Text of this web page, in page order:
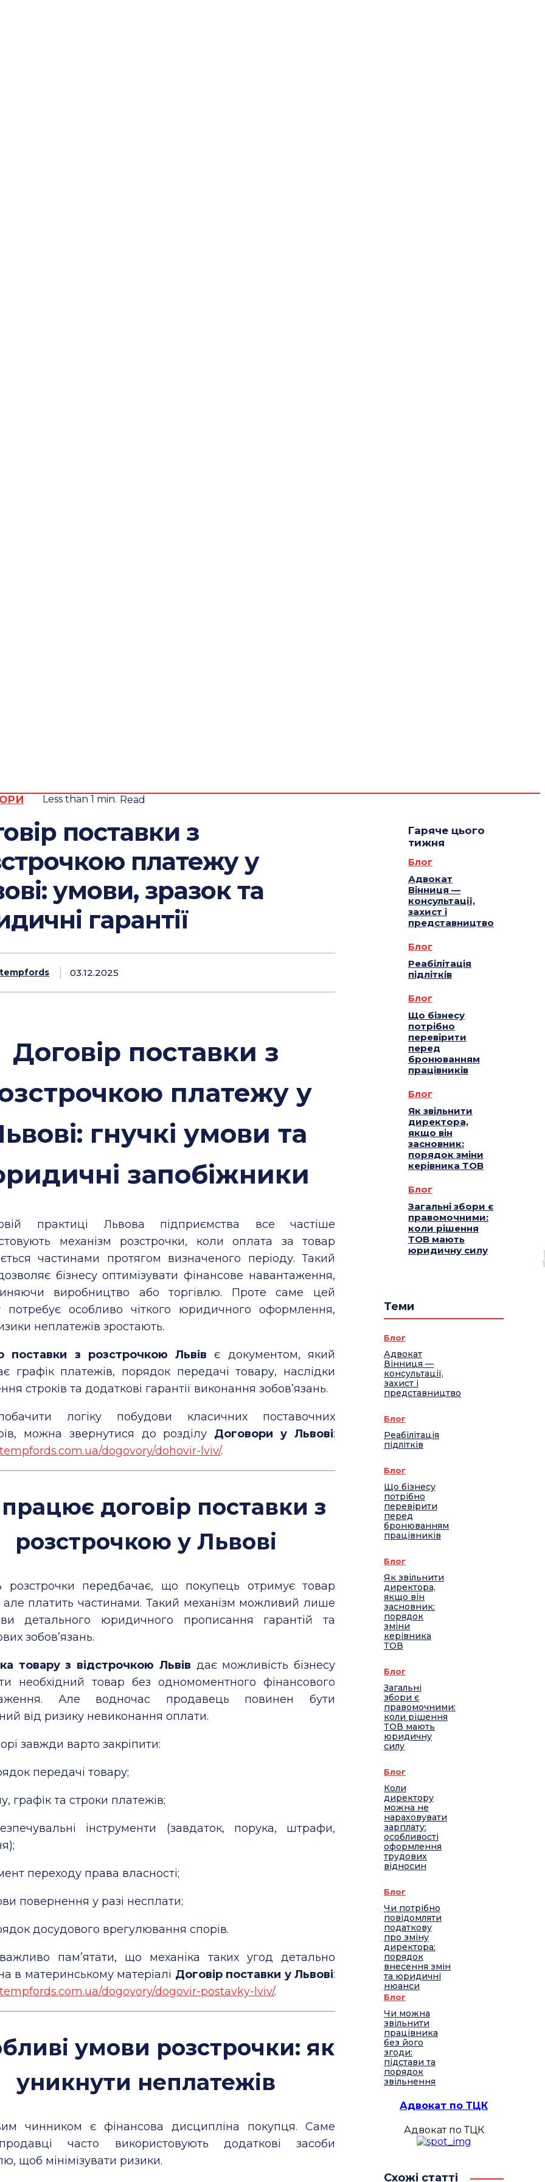
Less than 1 min. Read
поставки з
платежу у
умови, зразок та
гарантії
03.12.2025
Договір поставки з
платежу у
гнучкі умови та
запобіжники
практиці Львова підприємства все частіше
механізм розстрочки, коли оплата за товар
частинами протягом визначеного періоду. Такий
бізнесу оптимізувати фінансове навантаження,
виробництво або торгівлю. Проте саме цей
потребує особливо чіткого юридичного оформлення,
неплатежів зростають.
поставки з розстрочкою Львів є документом, який
графік платежів, порядок передачі товару, наслідки
строків та додаткові гарантії виконання зобов’язань.
логіку побудови класичних поставочних
можна звернутися до розділу Договори у Львові:
dogovory/dohovir-lviv/.
договір поставки з
розстрочкою у Львові
розстрочки передбачає, що покупець отримує товар
але платить частинами. Такий механізм можливий лише
детального юридичного прописання гарантій та
зобов’язань.
товару з відстрочкою Львів дає можливість бізнесу
необхідний товар без одномоментного фінансового
Але водночас продавець повинен бути
від ризику невиконання оплати.
завжди варто закріпити:
передачі товару;
графік та строки платежів;
інструменти (завдаток, порука, штрафи,
переходу права власності;
повернення у разі несплати;
досудового врегулювання спорів.
пам’ятати, що механіка таких угод детально
в материнському матеріалі Договір поставки у Львові:
dogovory/dogovir-postavky-lviv/.
умови розстрочки: як
уникнути неплатежів
чинником є фінансова дисципліна покупця. Саме
часто використовують додаткові засоби
щоб мінімізувати ризики.
Гаряче цього
тижня
Блог
Адвокат
Вінниця —
консультації,
захист і
представництво
Блог
Реабілітація
підлітків
Блог
Що бізнесу
потрібно
перевірити
перед
бронюванням
працівників
Блог
Як звільнити
директора,
якщо він
засновник:
порядок зміни
керівника ТОВ
Блог
Загальні збори є
правомочними:
коли рішення
ТОВ мають
юридичну силу
Теми
Блог
Адвокат
Вінниця —
консультації,
захист і
представництво
Блог
Реабілітація
підлітків
Блог
Що бізнесу
потрібно
перевірити
перед
бронюванням
працівників
Блог
Як звільнити
директора,
якщо він
засновник:
порядок
зміни
керівника
ТОВ
Блог
Загальні
збори є
правомочними:
коли рішення
ТОВ мають
юридичну
силу
Блог
Коли
директору
можна не
нараховувати
зарплату:
особливості
оформлення
трудових
відносин
Блог
Чи потрібно
повідомляти
податкову
про зміну
директора:
порядок
внесення змін
та юридичні
нюанси
Блог
Чи можна
звільнити
працівника
без його
згоди:
підстави та
порядок
звільнення
Адвокат по ТЦК
Адвокат по ТЦК
Схожі статті